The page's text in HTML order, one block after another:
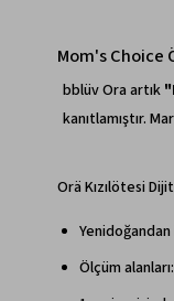
Mom's Choice
bblüv Ora artık
kanıtlamıştır.
Orä Kızılötesi
Yenidoğandan
Ölçüm